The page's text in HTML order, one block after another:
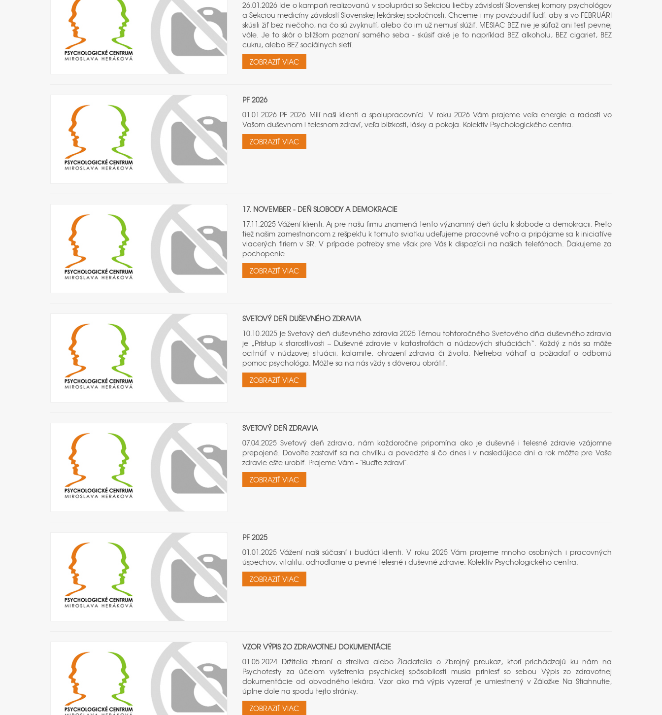
26.01.2026 Ide o kampaň realizovanú v spolupráci so Sekciou liečby závislostí Slovenskej komory psychológov
a Sekciou medicíny závislostí Slovenskej lekárskej spoločnosti. Chceme i my povzbudiť ľudí, aby si vo FEBRUÁRI
skúsili žiť bez niečoho, na čo sú zvyknutí, alebo čo im už nemusí slúžiť. MESIAC BEZ nie je súťaž ani test pevnej
vôle. Je to skôr o bližšom poznaní samého seba - skúsiť aké je to napríklad BEZ alkoholu, BEZ cigariet, BEZ
cukru, alebo BEZ sociálnych sietí.
ZOBRAZIŤ VIAC
PF 2026
01.01.2026 PF 2026 Milí naši klienti a spolupracovníci. V roku 2026 Vám prajeme veľa energie a radosti vo
Vašom duševnom i telesnom zdraví, veľa blízkosti, lásky a pokoja. Kolektív Psychologického centra.
ZOBRAZIŤ VIAC
17. NOVEMBER - DEŇ SLOBODY A DEMOKRACIE
17.11.2025 Vážení klienti. Aj pre našu firmu znamená tento významný deň úctu k slobode a demokracii. Preto
tiež našim zamestnancom z rešpektu k tomuto sviatku udeľujeme pracovné voľno a pripájame sa k iniciatíve
viacerých firiem v SR. V prípade potreby sme však pre Vás k dispozícii na našich telefónoch. Ďakujeme za
pochopenie.
ZOBRAZIŤ VIAC
SVETOVÝ DEŇ DUŠEVNÉHO ZDRAVIA
10.10.2025 je Svetový deň duševného zdravia 2025 Témou tohtoročného Svetového dňa duševného zdravia
je „Prístup k starostlivosti – Duševné zdravie v katastrofách a núdzových situáciách“. Každý z nás sa môže
ocitnúť v núdzovej situácii, kalamite, ohrození zdravia či života. Netreba váhať a požiadať o odbornú
pomoc psychológa. Môžte sa na nás vždy s dôverou obrátiť.
ZOBRAZIŤ VIAC
SVETOVÝ DEŇ ZDRAVIA
07.04.2025 Svetový deň zdravia, nám každoročne pripomína ako je duševné i telesné zdravie vzájomne
prepojené. Dovoľte zastaviť sa na chvíľku a povedzte si čo dnes i v nasledújece dni a rok môžte pre Vaše
zdravie ešte urobiť. Prajeme Vám - "Buďte zdraví".
ZOBRAZIŤ VIAC
PF 2025
01.01.2025 Vážení naši súčasní i budúci klienti. V roku 2025 Vám prajeme mnoho osobných i pracovných
úspechov, vitalitu, odhodlanie a pevné telesné i duševné zdravie. Kolektív Psychologického centra.
ZOBRAZIŤ VIAC
VZOR VÝPIS ZO ZDRAVOTNEJ DOKUMENTÁCIE
01.05.2024 Držitelia zbraní a streliva alebo Žiadatelia o Zbrojný preukaz, ktorí prichádzajú ku nám na
Psychotesty za účelom vyšetrenia psychickej spôsobilosti musia priniesť so sebou Výpis zo zdravotnej
dokumentácie od obvodného lekára. Vzor ako má výpis vyzerať je umiestnený v Záložke Na Stiahnutie,
úplne dole na spodu tejto stránky.
ZOBRAZIŤ VIAC